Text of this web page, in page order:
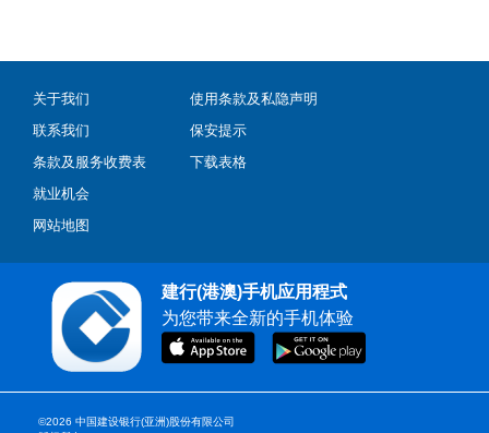
关于我们
联系我们
条款及服务收费表
就业机会
网站地图
使用条款及私隐声明
保安提示
下载表格
建行(港澳)手机应用程式
为您带来全新的手机体验
©2026 中国建设银行(亚洲)股份有限公司